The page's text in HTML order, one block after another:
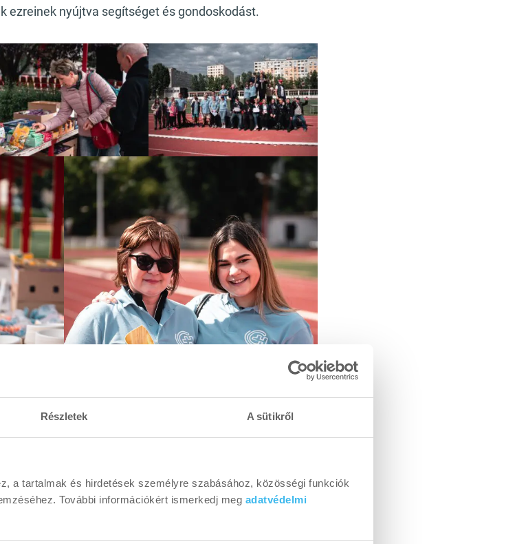
Részletek A sütikről
a tartalmak és hirdetések személyre szabásához, közösségi funkciók
További információkért ismerkedj meg adatvédelmi
ezreinek nyújtva segítséget és gondoskodást.